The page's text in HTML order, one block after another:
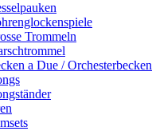
Trommeln
a Due / Orchester­becken